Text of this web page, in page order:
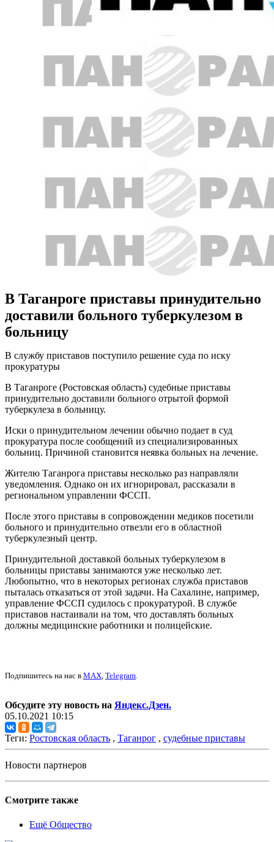
В Таганроге приставы принудительно
доставили больного туберкулезом в
больницу
В службу приставов поступило решение суда по иску
прокуратуры
В Таганроге (Ростовская область) судебные приставы
принудительно доставили больного отрытой формой
туберкулеза в больницу.
Иски о принудительном лечении обычно подает в суд
прокуратура после сообщений из специализированных
больниц. Причиной становится неявка больных на лечение.
Жителю Таганрога приставы несколько раз направляли
уведомления. Однако он их игнорировал, рассказали в
региональном управлении ФССП.
После этого приставы в сопровождении медиков посетили
больного и принудительно отвезли его в областной
туберкулезный центр.
Принудительной доставкой больных туберкулезом в
больницы приставы занимаются уже несколько лет.
Любопытно, что в некоторых регионах служба приставов
пыталась отказаться от этой задачи. На Сахалине, например,
управление ФССП судилось с прокуратурой. В службе
приставов настаивали на том, что доставлять больных
должны медицинские работники и полицейские.
Подпишитесь на нас в MAX, Telegram.
Обсудите эту новость на Яндекс.Дзен.
05.10.2021 10:15
Теги: Ростовская область , Таганрог , судебные приставы
Новости партнеров
Смотрите также
Ещё Общество